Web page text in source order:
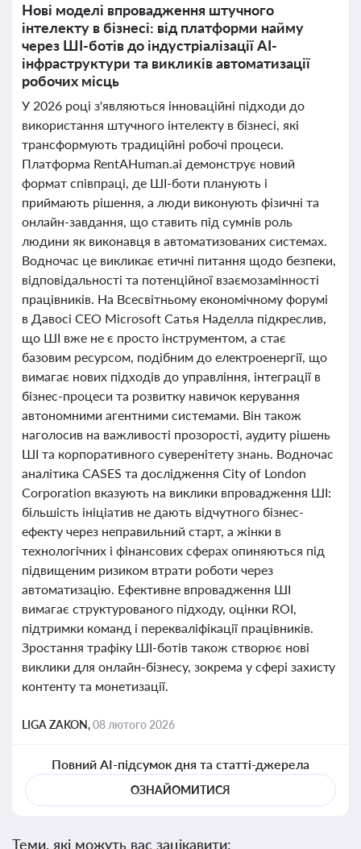
Нові моделі впровадження штучного
інтелекту в бізнесі: від платформи найму
через ШІ-ботів до індустріалізації AI-
інфраструктури та викликів автоматизації
робочих місць
У 2026 році з'являються інноваційні підходи до
використання штучного інтелекту в бізнесі, які
трансформують традиційні робочі процеси.
Платформа RentAHuman.ai демонструє новий
формат співпраці, де ШІ-боти планують і
приймають рішення, а люди виконують фізичні та
онлайн-завдання, що ставить під сумнів роль
людини як виконавця в автоматизованих системах.
Водночас це викликає етичні питання щодо безпеки,
відповідальності та потенційної взаємозамінності
працівників. На Всесвітньому економічному форумі
в Давосі CEO Microsoft Сатья Наделла підкреслив,
що ШІ вже не є просто інструментом, а стає
базовим ресурсом, подібним до електроенергії, що
вимагає нових підходів до управління, інтеграції в
бізнес-процеси та розвитку навичок керування
автономними агентними системами. Він також
наголосив на важливості прозорості, аудиту рішень
ШІ та корпоративного суверенітету знань. Водночас
аналітика CASES та дослідження City of London
Corporation вказують на виклики впровадження ШІ:
більшість ініціатив не дають відчутного бізнес-
ефекту через неправильний старт, а жінки в
технологічних і фінансових сферах опиняються під
підвищеним ризиком втрати роботи через
автоматизацію. Ефективне впровадження ШІ
вимагає структурованого підходу, оцінки ROI,
підтримки команд і перекваліфікації працівників.
Зростання трафіку ШІ-ботів також створює нові
виклики для онлайн-бізнесу, зокрема у сфері захисту
контенту та монетизації.
LIGA ZAKON,08 лютого 2026
Повний AI-підсумок дня та статті-джерела
ОЗНАЙОМИТИСЯ
Теми, які можуть вас зацікавити: